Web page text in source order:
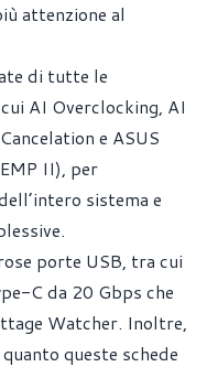
attenzione al
di tutte le
AI Overclocking, AI
e ASUS
II), per
sistema e
porte USB, tra cui
C da 20 Gbps che
Watcher. Inoltre,
queste schede